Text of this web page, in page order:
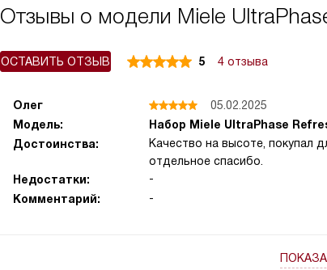
Отзывы о модели Miele
5 4 отзыва
ОСТАВИТЬ ОТЗЫВ
Олег
05.02.2025
Модель:
Набор Miele UltraPhase
Достоинства:
Качество на высоте, покупал
отдельное спасибо.
Недостатки:
-
Комментарий:
-